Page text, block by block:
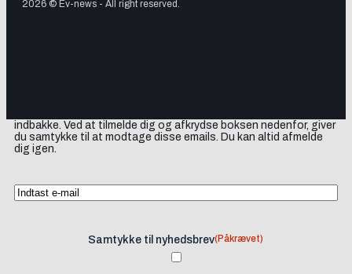
2026 © Ev-news - All right reserved.
indbakke. Ved at tilmelde dig og afkrydse boksen nedenfor, giver
du samtykke til at modtage disse emails. Du kan altid afmelde
dig igen.
Samtykke til nyhedsbrev(Påkrævet)